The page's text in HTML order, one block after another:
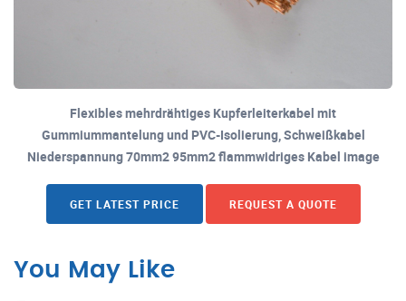
Flexibles mehrdrähtiges Kupferleiterkabel mit
Gummiummantelung und PVC-Isolierung, Schweißkabel
Niederspannung 70mm2 95mm2 flammwidriges Kabel image
GET LATEST PRICE REQUEST A QUOTE
You May Like